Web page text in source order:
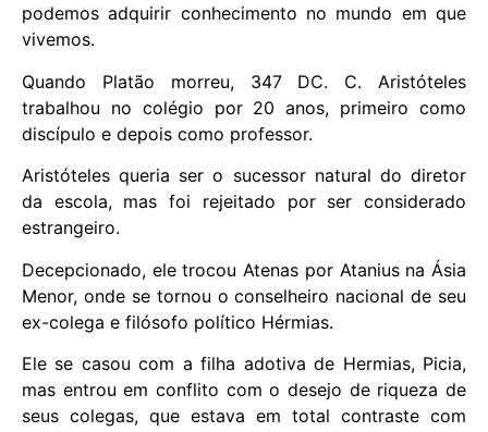
podemos adquirir conhecimento no mundo em que
vivemos.
Quando Platão morreu, 347 DC. C. Aristóteles
trabalhou no colégio por 20 anos, primeiro como
discípulo e depois como professor.
Aristóteles queria ser o sucessor natural do diretor
da escola, mas foi rejeitado por ser considerado
estrangeiro.
Decepcionado, ele trocou Atenas por Atanius na Ásia
Menor, onde se tornou o conselheiro nacional de seu
ex-colega e filósofo político Hérmias.
Ele se casou com a filha adotiva de Hermias, Picia,
mas entrou em conflito com o desejo de riqueza de
seus colegas, que estava em total contraste com